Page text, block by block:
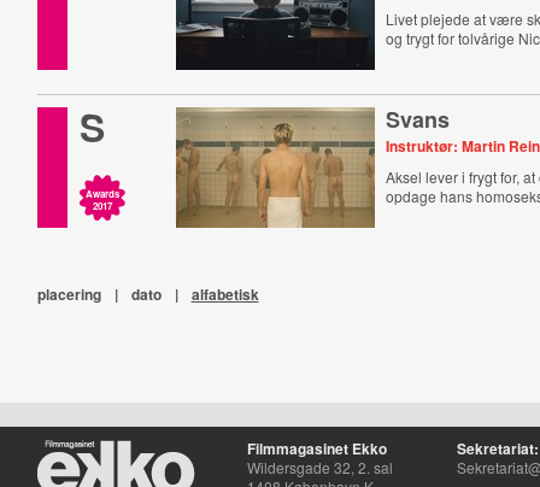
Livet plejede at være
og trygt for tolvårige
S
Awards
2017
Svans
Instruktør: Martin
Aksel lever i frygt for,
opdage hans
placering | dato | alfabetisk
Filmmagasinet Ekko
Wildersgade 32, 2. sal
Sekretariat: